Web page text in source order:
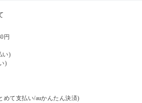
円
い)
)
めて支払い/auかんたん決済)